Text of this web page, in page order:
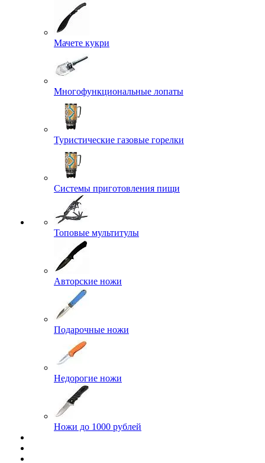
Мачете кукри
Многофункциональные лопаты
Туристические газовые горелки
Системы приготовления пищи
Топовые мультитулы
Авторские ножи
Подарочные ножи
Недорогие ножи
Ножи до 1000 рублей